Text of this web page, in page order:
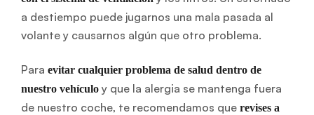
a destiempo puede jugarnos una mala pasada al
volante y causarnos algún que otro problema.
Para evitar cualquier problema de salud dentro de
nuestro vehículo y que la alergia se mantenga fuera
de nuestro coche, te recomendamos que revises a